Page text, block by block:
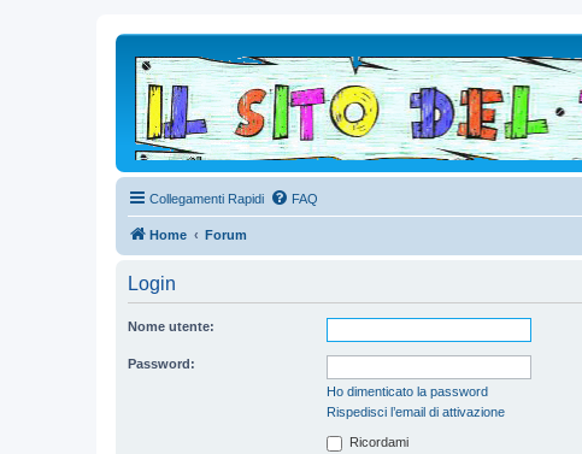
Collegamenti Rapidi FAQ
Home Forum
Login
Nome utente:
Password:
Ho dimenticato la password
Rispedisci l’email di attivazione
Ricordami